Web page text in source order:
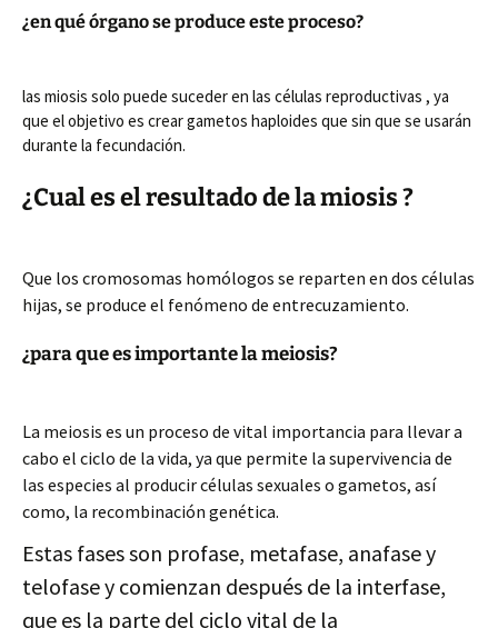
¿en qué órgano se produce este proceso?
las miosis solo puede suceder en las células reproductivas , ya
que el objetivo es crear gametos haploides que sin que se usarán
durante la fecundación.
¿Cual es el resultado de la miosis ?
Que los cromosomas homólogos se reparten en dos células
hijas, se produce el fenómeno de entrecuzamiento.
¿para que es importante la meiosis?
La meiosis es un proceso de vital importancia para llevar a
cabo el ciclo de la vida, ya que permite la supervivencia de
las especies al producir células sexuales o gametos, así
como, la recombinación genética.
Estas fases son profase, metafase, anafase y
telofase y comienzan después de la interfase,
que es la parte del ciclo vital de la